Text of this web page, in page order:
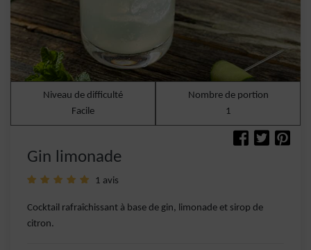
Niveau de difficulté
Facile
Nombre de portion
1
Gin limonade
1 avis
Cocktail rafraîchissant à base de gin, limonade et sirop de
citron.